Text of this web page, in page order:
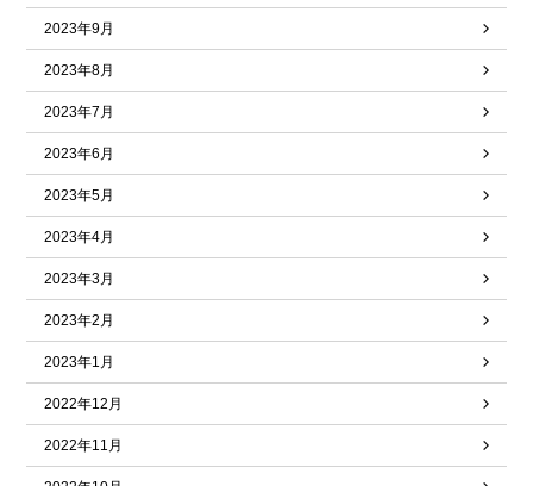
2023年9月
2023年8月
2023年7月
2023年6月
2023年5月
2023年4月
2023年3月
2023年2月
2023年1月
2022年12月
2022年11月